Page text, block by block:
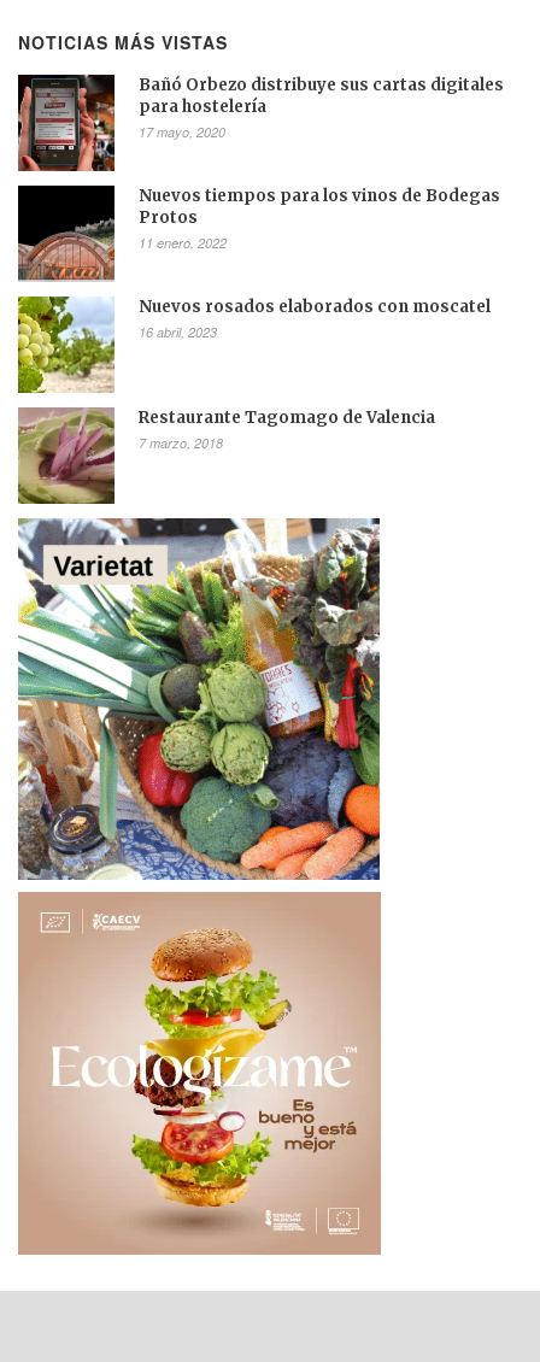
NOTICIAS MÁS VISTAS
Bañó Orbezo distribuye sus cartas digitales
para hostelería
17 mayo, 2020
Nuevos tiempos para los vinos de Bodegas
Protos
11 enero, 2022
Nuevos rosados elaborados con moscatel
16 abril, 2023
Restaurante Tagomago de Valencia
7 marzo, 2018